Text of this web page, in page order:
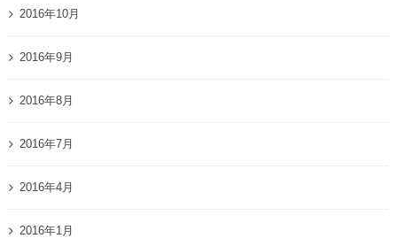
2016年10月
2016年9月
2016年8月
2016年7月
2016年4月
2016年1月